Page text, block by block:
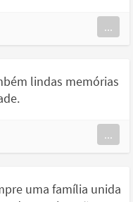
...
lindas memórias
...
uma família unida